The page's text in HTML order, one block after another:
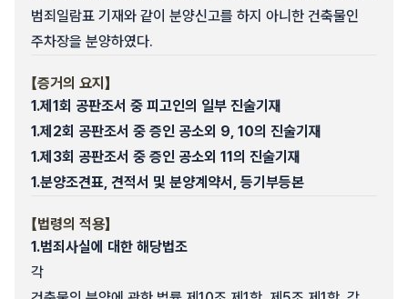
범죄일람표 기재와 같이 분양신고를 하지 아니한 건축물인
주차장을 분양하였다.
【증거의 요지】
1.제1회 공판조서 중 피고인의 일부 진술기재
1.제2회 공판조서 중 증인 공소외 9, 10의 진술기재
1.제3회 공판조서 중 증인 공소외 11의 진술기재
1.분양조견표, 견적서 및 분양계약서, 등기부등본
【법령의 적용】
1.범죄사실에 대한 해당법조
각